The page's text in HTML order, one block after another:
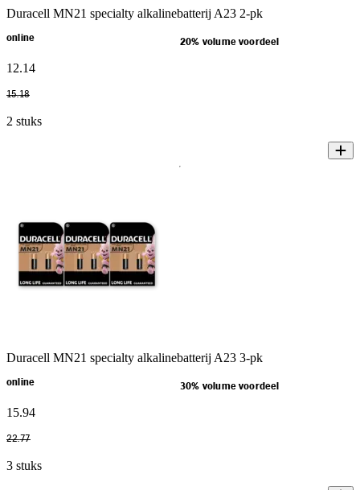
Duracell MN21 specialty alkalinebatterij A23 2-pk
online 20% volume voordeel
12.14
15.18
2 stuks
Duracell MN21 specialty alkalinebatterij A23 3-pk
online 30% volume voordeel
15.94
22.77
3 stuks